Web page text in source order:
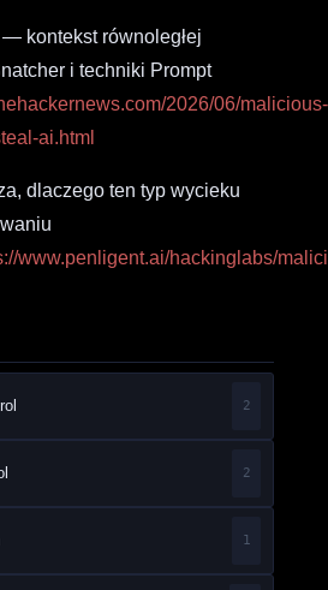
kontekst równoległej
i techniki Prompt
2026/06/malicious-
ai.html
dlaczego ten typ wycieku
www.penligent.ai/hackinglabs/
2
2
1